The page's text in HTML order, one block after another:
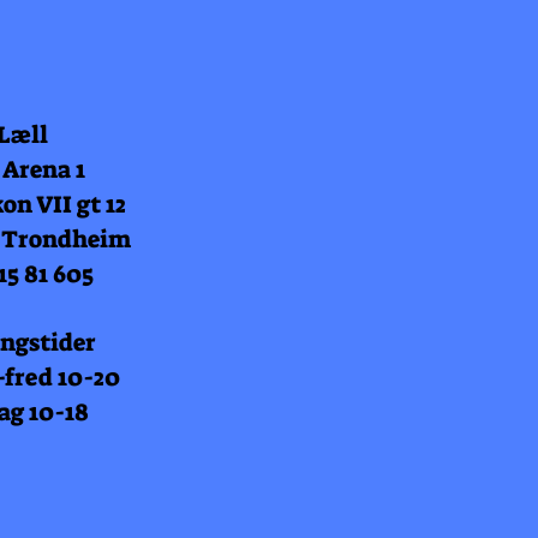
1
VII gt 12
Trondheim
81 605
10-20
10-18